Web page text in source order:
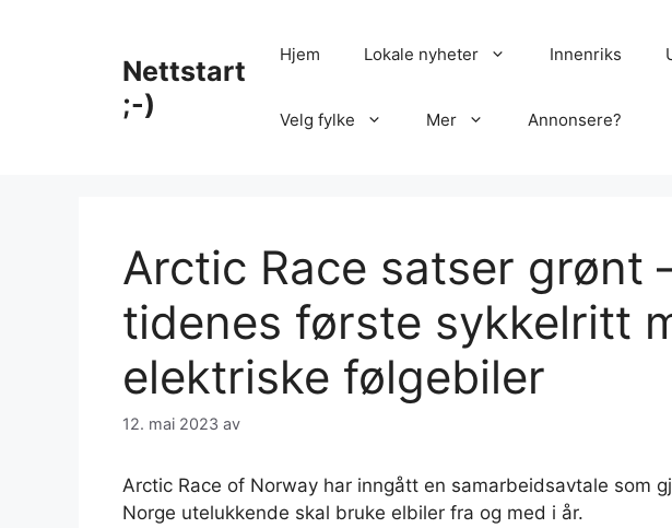
Nettstart
;-)
Hjem Lokale nyheter Innenriks
Velg fylke Mer Annonsere?
Arctic Race satser grønt
tidenes første sykkelritt
elektriske følgebiler
12. mai 2023 av
Arctic Race of Norway har inngått en samarbeidsavtale som
Norge utelukkende skal bruke elbiler fra og med i år.